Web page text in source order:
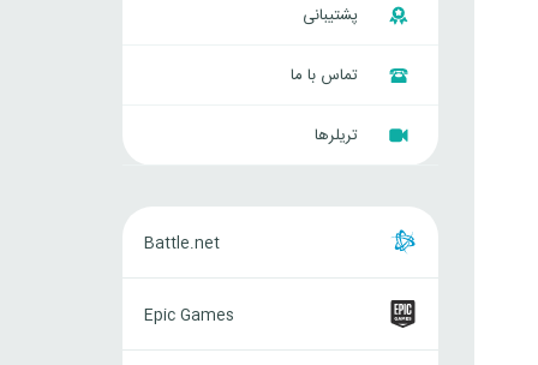
پشتیبانی
تماس با ما
تریلرها
Battle.net
Games
Epic Games